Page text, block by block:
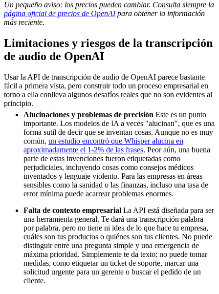
Un pequeño aviso: los precios pueden cambiar. Consulta siempre la
página oficial de precios de OpenAIpara obtener la información
más reciente.
Limitaciones y riesgos de la transcripción
de audio de OpenAI
Usar la API de transcripción de audio de OpenAI parece bastante
fácil a primera vista, pero construir todo un proceso empresarial en
torno a ella conlleva algunos desafíos reales que no son evidentes al
principio.
Alucinaciones y problemas de precisión Este es un punto
importante. Los modelos de IA a veces "alucinan", que es una
forma sutil de decir que se inventan cosas. Aunque no es muy
común, un estudio encontró que Whisper alucina en
aproximadamente el 1-2% de las frases. Peor aún, una buena
parte de estas invenciones fueron etiquetadas como
perjudiciales, incluyendo cosas como consejos médicos
inventados y lenguaje violento. Para las empresas en áreas
sensibles como la sanidad o las finanzas, incluso una tasa de
error mínima puede acarrear problemas enormes.
Falta de contexto empresarial La API está diseñada para ser
una herramienta general. Te dará una transcripción palabra
por palabra, pero no tiene ni idea de lo que hace tu empresa,
cuáles son tus productos o quiénes son tus clientes. No puede
distinguir entre una pregunta simple y una emergencia de
máxima prioridad. Simplemente te da texto; no puede tomar
medidas, como etiquetar un ticket de soporte, marcar una
solicitud urgente para un gerente o buscar el pedido de un
cliente.